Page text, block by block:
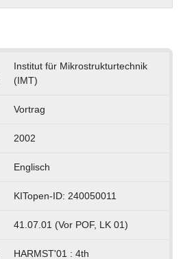
Institut für Mikrostrukturtechnik
(IMT)
Vortrag
2002
Englisch
KITopen-ID: 240050011
41.07.01 (Vor POF, LK 01)
HARMST'01 : 4th